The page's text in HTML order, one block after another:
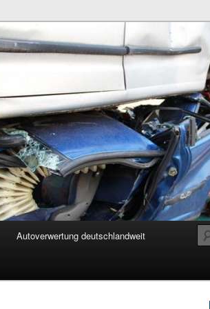
Autoverwertung deutschlandweit